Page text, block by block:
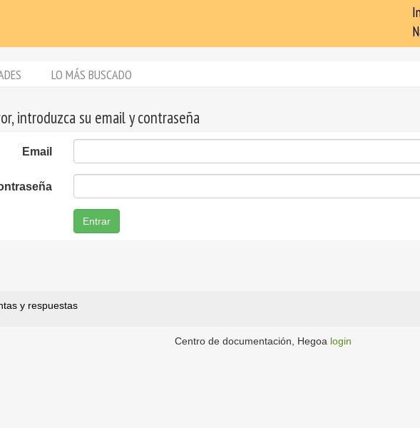
LO MÁS BUSCADO
introduzca su email y contraseña
Email
Entrar
y respuestas
Centro de documentación, Hegoa login